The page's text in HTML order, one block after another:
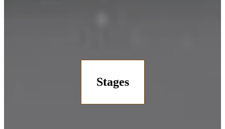
Stages